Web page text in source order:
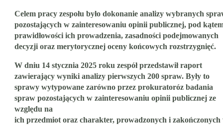
Celem pracy zespołu było dokonanie analizy wybranych
pozostających w zainteresowaniu opinii publicznej, pod
prawidłowości ich prowadzenia, zasadności podejmowanych
decyzji oraz merytorycznej oceny końcowych rozstrzygnięć.
W dniu 14 stycznia 2025 roku zespół przedstawił raport
zawierający wyniki analizy pierwszych 200 spraw. Były to
sprawy wytypowane zarówno przez prokuratoróz badania
spraw pozostających w zainteresowaniu opinii publicznej ze
względu na
ich przedmiot oraz charakter, prowadzonych i zakończonych